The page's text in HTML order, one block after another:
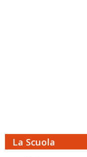
La Scuola